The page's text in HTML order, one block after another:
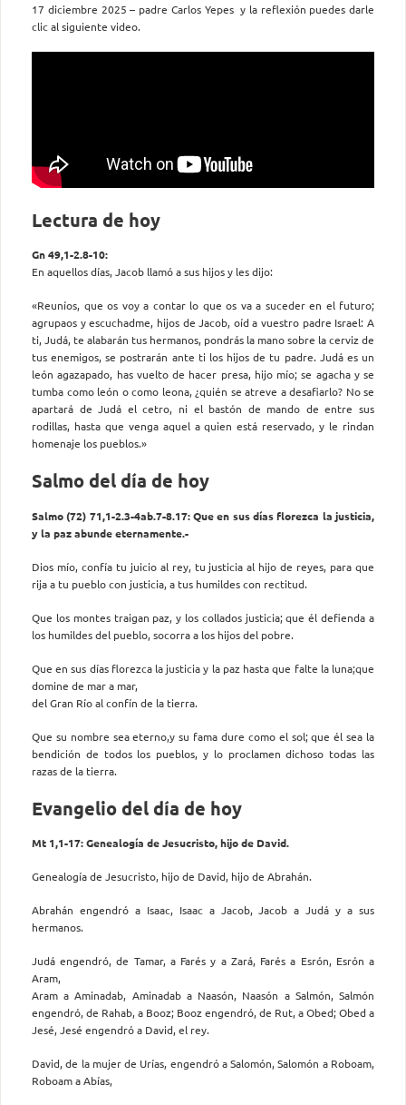
17 diciembre 2025 – padre Carlos Yepes y la reflexión puedes darle
clic al siguiente video.
Lectura de hoy
Gn 49,1-2.8-10:
En aquellos días, Jacob llamó a sus hijos y les dijo:
«Reuníos, que os voy a contar lo que os va a suceder en el futuro;
agrupaos y escuchadme, hijos de Jacob, oíd a vuestro padre Israel: A
ti, Judá, te alabarán tus hermanos, pondrás la mano sobre la cerviz de
tus enemigos, se postrarán ante ti los hijos de tu padre. Judá es un
león agazapado, has vuelto de hacer presa, hijo mío; se agacha y se
tumba como león o como leona, ¿quién se atreve a desafiarlo? No se
apartará de Judá el cetro, ni el bastón de mando de entre sus
rodillas, hasta que venga aquel a quien está reservado, y le rindan
homenaje los pueblos.»
Salmo del día de hoy
Salmo (72) 71,1-2.3-4ab.7-8.17: Que en sus días florezca la justicia,
y la paz abunde eternamente.-
Dios mío, confía tu juicio al rey, tu justicia al hijo de reyes, para que
rija a tu pueblo con justicia, a tus humildes con rectitud.
Que los montes traigan paz, y los collados justicia; que él defienda a
los humildes del pueblo, socorra a los hijos del pobre.
Que en sus días florezca la justicia y la paz hasta que falte la luna;que
domine de mar a mar,
del Gran Río al confín de la tierra.
Que su nombre sea eterno,y su fama dure como el sol; que él sea la
bendición de todos los pueblos, y lo proclamen dichoso todas las
razas de la tierra.
Evangelio del día de hoy
Mt 1,1-17: Genealogía de Jesucristo, hijo de David.
Genealogía de Jesucristo, hijo de David, hijo de Abrahán.
Abrahán engendró a Isaac, Isaac a Jacob, Jacob a Judá y a sus
hermanos.
Judá engendró, de Tamar, a Farés y a Zará, Farés a Esrón, Esrón a
Aram,
Aram a Aminadab, Aminadab a Naasón, Naasón a Salmón, Salmón
engendró, de Rahab, a Booz; Booz engendró, de Rut, a Obed; Obed a
Jesé, Jesé engendró a David, el rey.
David, de la mujer de Urías, engendró a Salomón, Salomón a Roboam,
Roboam a Abías,